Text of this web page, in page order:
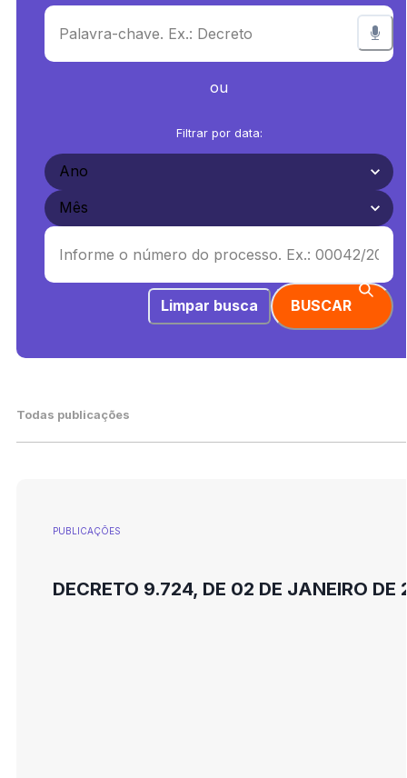
ou
Filtrar por data:
Limpar busca BUSCAR
Todas publicações
PUBLICAÇÕES
DECRETO 9.724, DE 02 DE JANEIRO DE